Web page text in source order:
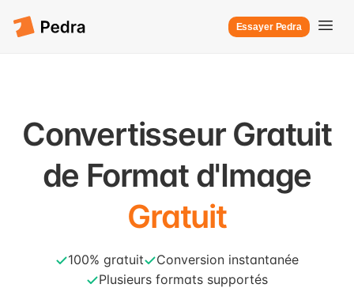
Essayer Pedra
Convertisseur Gratuit
de Format d'Image
Gratuit
100% gratuit
Conversion instantanée
Plusieurs formats supportés